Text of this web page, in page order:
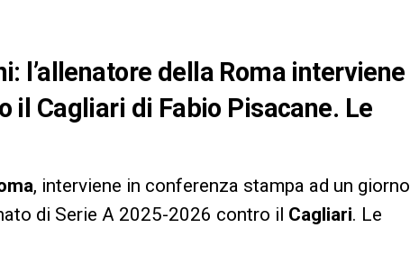
l’allenatore della Roma interviene
Cagliari di Fabio Pisacane. Le
, interviene in conferenza stampa ad un giorno
di Serie A 2025-2026 contro il Cagliari. Le